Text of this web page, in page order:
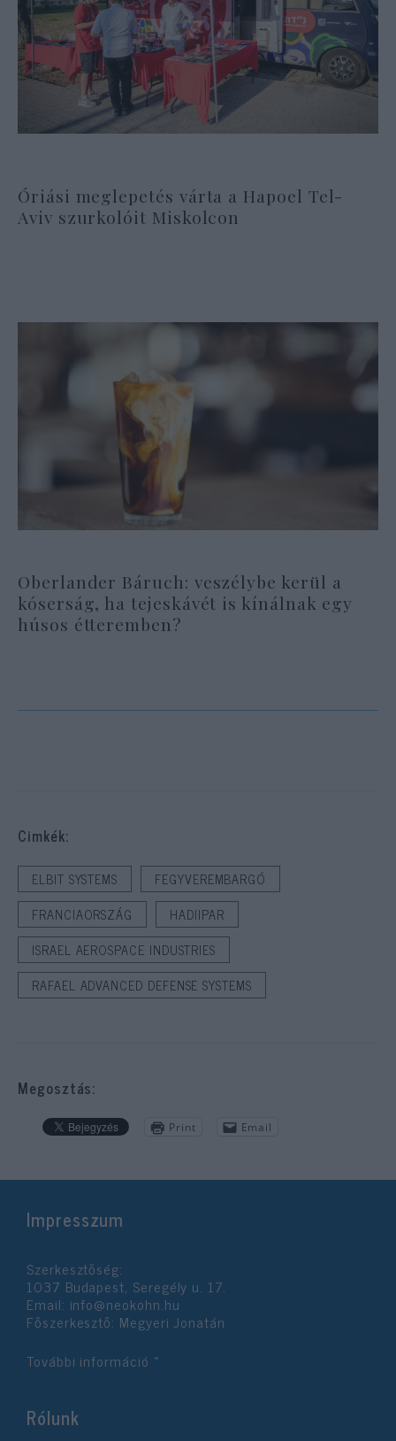
Óriási meglepetés várta a Hapoel Tel-
Aviv szurkolóit Miskolcon
Oberlander Báruch: veszélybe kerül a
kóserság, ha tejeskávét is kínálnak egy
húsos étteremben?
Cimkék:
ELBIT SYSTEMS
FEGYVEREMBARGÓ
FRANCIAORSZÁG
HADIIPAR
ISRAEL AEROSPACE INDUSTRIES
RAFAEL ADVANCED DEFENSE SYSTEMS
Megosztás:
Print Email
Impresszum
Szerkesztőség:
1037 Budapest, Seregély u. 17.
Email: info@neokohn.hu
Főszerkesztő: Megyeri Jonatán
További információ »
Rólunk